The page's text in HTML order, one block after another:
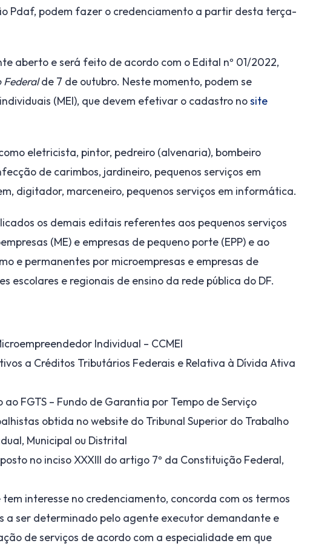
Pdaf, podem fazer o credenciamento a partir desta terça-
aberto e será feito de acordo com o Edital nº 01/2022,
de 7 de outubro. Neste momento, podem se
(MEI), que devem efetivar o cadastro nosite
eletricista, pintor, pedreiro (alvenaria), bombeiro
de carimbos, jardineiro, pequenos serviços em
digitador, marceneiro, pequenos serviços em informática.
os demais editais referentes aos pequenos serviços
(ME) e empresas de pequeno porte (EPP) e ao
e permanentes por microempresas e empresas de
escolares e regionais de ensino da rede pública do DF.
Individual – CCMEI
a Créditos Tributários Federais e Relativa à Dívida Ativa
FGTS – Fundo de Garantia por Tempo de Serviço
obtida no website do Tribunal Superior do Trabalho
Municipal ou Distrital
no inciso XXXIII do artigo 7º da Constituição Federal,
interesse no credenciamento, concorda com os termos
a ser determinado pelo agente executor demandante e
de serviços de acordo com a especialidade em que